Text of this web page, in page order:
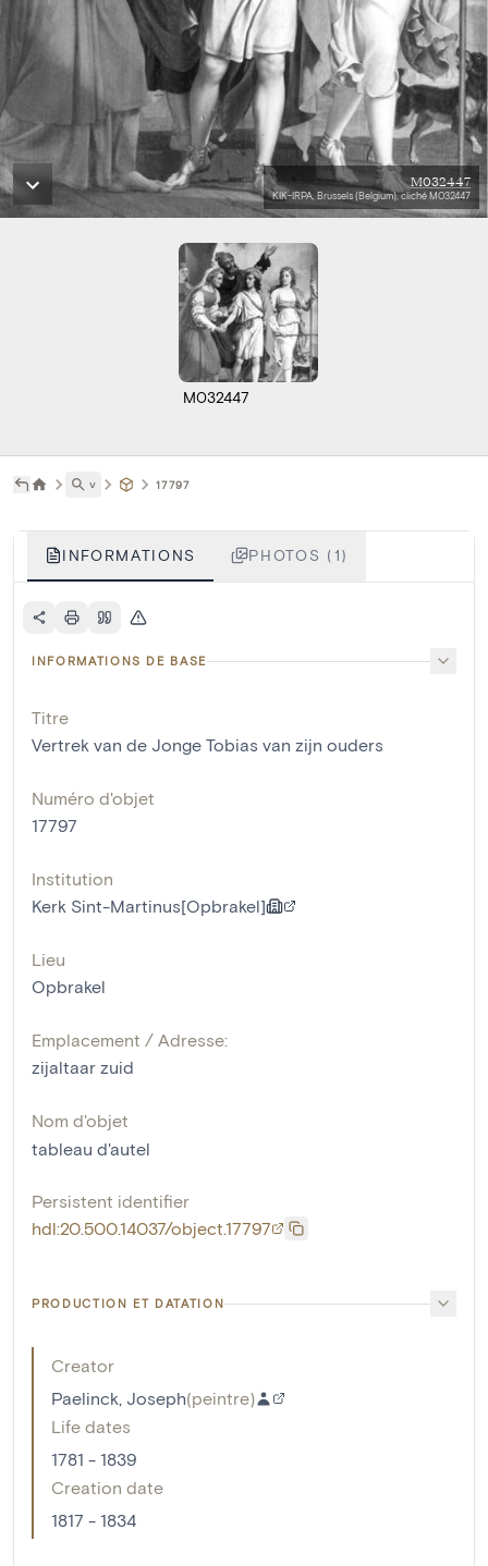
M032447
KIK-IRPA, Brussels (Belgium), cliché M032447
M032447
˅ 17797
INFORMATIONS PHOTOS (1)
INFORMATIONS DE BASE
Titre
Vertrek van de Jonge Tobias van zijn ouders
Numéro d'objet
17797
Institution
Kerk Sint-Martinus[Opbrakel]
Lieu
Opbrakel
Emplacement / Adresse:
zijaltaar zuid
Nom d'objet
tableau d'autel
Persistent identifier
hdl:20.500.14037/object.17797
PRODUCTION ET DATATION
Creator
Paelinck, Joseph(peintre)
Life dates
1781 - 1839
Creation date
1817 - 1834